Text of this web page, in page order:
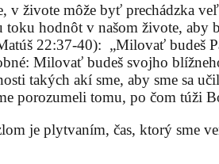
v živote môže byť prechádzka
hodnôt v našom živote,
22:37-40): „Milovať budeš
Milovať budeš svojho
takých akí sme, aby sme sa
porozumeli tomu, po čom túži
je plytvaním, čas, ktorý sme